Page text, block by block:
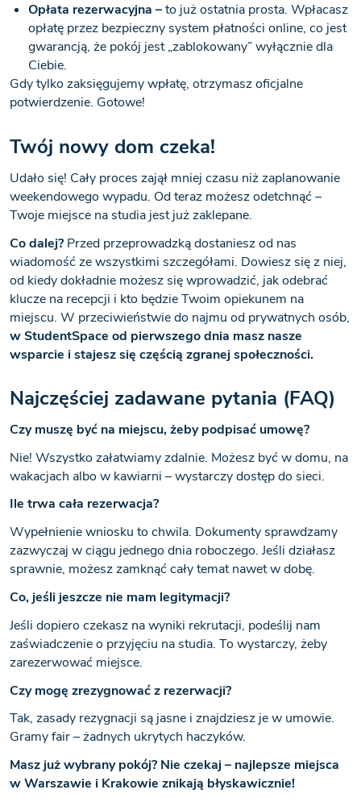
Opłata rezerwacyjna –to już ostatnia prosta. Wpłacasz
opłatę przez bezpieczny system płatności online, co jest
gwarancją, że pokój jest „zablokowany” wyłącznie dla
Ciebie.
Gdy tylko zaksięgujemy wpłatę, otrzymasz oficjalne
potwierdzenie. Gotowe!
Twój nowy dom czeka!
Udało się! Cały proces zajął mniej czasu niż zaplanowanie
weekendowego wypadu. Od teraz możesz odetchnąć –
Twoje miejsce na studia jest już zaklepane.
Co dalej?Przed przeprowadzką dostaniesz od nas
wiadomość ze wszystkimi szczegółami. Dowiesz się z niej,
od kiedy dokładnie możesz się wprowadzić, jak odebrać
klucze na recepcji i kto będzie Twoim opiekunem na
miejscu. W przeciwieństwie do najmu od prywatnych osób,
w StudentSpace od pierwszego dnia masz nasze
wsparcie i stajesz się częścią zgranej społeczności.
Najczęściej zadawane pytania (FAQ)
Czy muszę być na miejscu, żeby podpisać umowę?
Nie! Wszystko załatwiamy zdalnie. Możesz być w domu, na
wakacjach albo w kawiarni – wystarczy dostęp do sieci.
Ile trwa cała rezerwacja?
Wypełnienie wniosku to chwila. Dokumenty sprawdzamy
zazwyczaj w ciągu jednego dnia roboczego. Jeśli działasz
sprawnie, możesz zamknąć cały temat nawet w dobę.
Co, jeśli jeszcze nie mam legitymacji?
Jeśli dopiero czekasz na wyniki rekrutacji, podeślij nam
zaświadczenie o przyjęciu na studia. To wystarczy, żeby
zarezerwować miejsce.
Czy mogę zrezygnować z rezerwacji?
Tak, zasady rezygnacji są jasne i znajdziesz je w umowie.
Gramy fair – żadnych ukrytych haczyków.
Masz już wybrany pokój? Nie czekaj – najlepsze miejsca
w Warszawie i Krakowie znikają błyskawicznie!